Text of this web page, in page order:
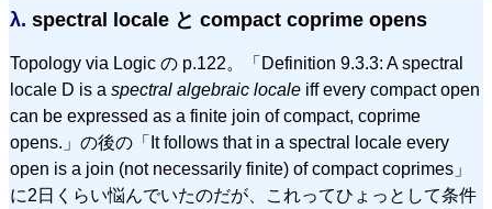
λ. spectral locale と compact coprime opens
Topology via Logic の p.122。「Definition 9.3.3: A spectral
locale D is a spectral algebraic locale iff every compact open
can be expressed as a finite join of compact, coprime
opens.」の後の「It follows that in a spectral locale every
open is a join (not necessarily finite) of compact coprimes」
に2日くらい悩んでいたのだが、これってひょっとして条件